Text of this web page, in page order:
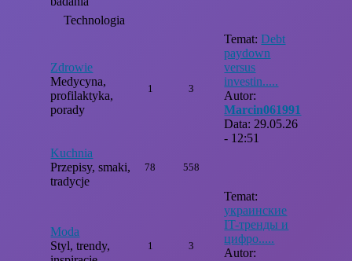
Technologia
Zdrowie
Medycyna,
profilaktyka,
porady
1 3
Temat:Debt
paydown
versus
investin.....
Autor:
Marcin061991
Data: 29.05.26
- 12:51
Kuchnia
Przepisy, smaki,
tradycje
78 558
Moda
Styl, trendy,
1 3
Temat:
украинские
IT-тренды и
цифро.....
Autor: